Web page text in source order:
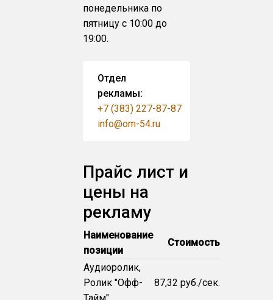
понедельника по
пятницу с 10:00 до
19:00.
Отдел
рекламы:
+7 (383) 227-87-87
info@om-54.ru
Прайс лист и
цены на
рекламу
Наименование
позиции
Стоимость
Аудиоролик,
Ролик "Офф-
87,32 руб./сек.